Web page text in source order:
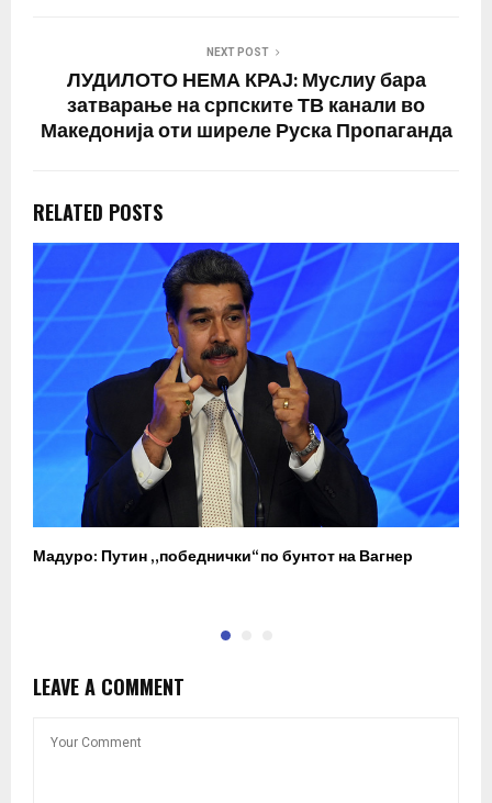
NEXT POST
ЛУДИЛОТО НЕМА КРАЈ: Муслиу бара
затварање на српските ТВ канали во
Македонија оти ширеле Руска Пропаганда
RELATED POSTS
Мадуро: Путин „победнички“ по бунтот на Вагнер
LEAVE A COMMENT